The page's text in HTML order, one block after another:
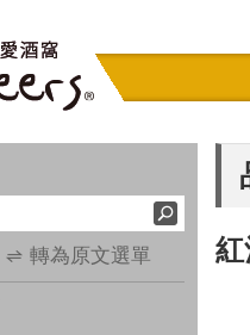
轉為原文選單 紅